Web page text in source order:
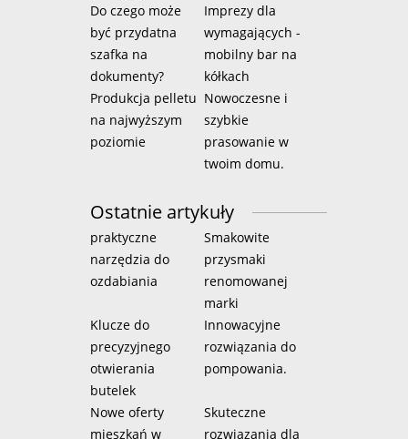
Do czego może
być przydatna
szafka na
dokumenty?
Imprezy dla
wymagających -
mobilny bar na
kółkach
Produkcja pelletu
na najwyższym
poziomie
Nowoczesne i
szybkie
prasowanie w
twoim domu.
Ostatnie artykuły
praktyczne
narzędzia do
ozdabiania
Smakowite
przysmaki
renomowanej
marki
Klucze do
precyzyjnego
otwierania
butelek
Innowacyjne
rozwiązania do
pompowania.
Nowe oferty
mieszkań w
Skuteczne
rozwiązania dla